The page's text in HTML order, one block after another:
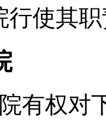
行使其
有权对